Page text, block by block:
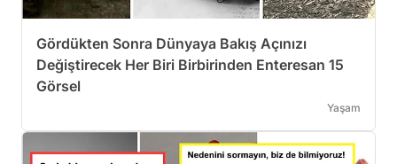
Gördükten Sonra Dünyaya Bakış Açınızı
Değiştirecek Her Biri Birbirinden Enteresan 15
Görsel
Yaşam